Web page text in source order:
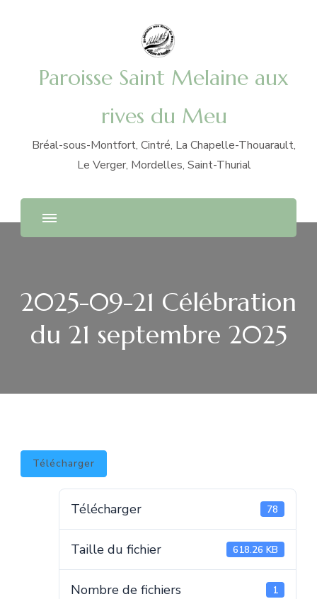
Paroisse Saint Melaine aux
rives du Meu
Bréal-sous-Montfort, Cintré, La Chapelle-Thouarault,
Le Verger, Mordelles, Saint-Thurial
2025-09-21 Célébration
du 21 septembre 2025
Télécharger
Télécharger 78
Taille du fichier 618.26 KB
Nombre de fichiers 1